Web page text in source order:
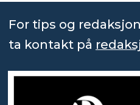
For tips og
ta kontakt på